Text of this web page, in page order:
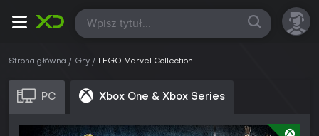
Wszystkie
Strona główna Gry LEGO Marvel Collection
PC Xbox One & Xbox Series